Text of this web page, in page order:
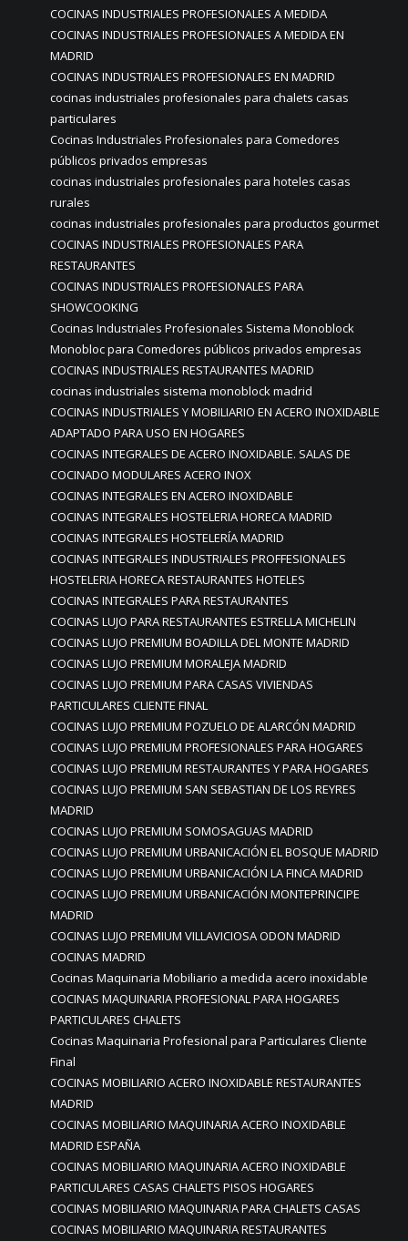
COCINAS INDUSTRIALES PROFESIONALES A MEDIDA
COCINAS INDUSTRIALES PROFESIONALES A MEDIDA EN
MADRID
COCINAS INDUSTRIALES PROFESIONALES EN MADRID
cocinas industriales profesionales para chalets casas
particulares
Cocinas Industriales Profesionales para Comedores
públicos privados empresas
cocinas industriales profesionales para hoteles casas
rurales
cocinas industriales profesionales para productos gourmet
COCINAS INDUSTRIALES PROFESIONALES PARA
RESTAURANTES
COCINAS INDUSTRIALES PROFESIONALES PARA
SHOWCOOKING
Cocinas Industriales Profesionales Sistema Monoblock
Monobloc para Comedores públicos privados empresas
COCINAS INDUSTRIALES RESTAURANTES MADRID
cocinas industriales sistema monoblock madrid
COCINAS INDUSTRIALES Y MOBILIARIO EN ACERO INOXIDABLE
ADAPTADO PARA USO EN HOGARES
COCINAS INTEGRALES DE ACERO INOXIDABLE. SALAS DE
COCINADO MODULARES ACERO INOX
COCINAS INTEGRALES EN ACERO INOXIDABLE
COCINAS INTEGRALES HOSTELERIA HORECA MADRID
COCINAS INTEGRALES HOSTELERÍA MADRID
COCINAS INTEGRALES INDUSTRIALES PROFFESIONALES
HOSTELERIA HORECA RESTAURANTES HOTELES
COCINAS INTEGRALES PARA RESTAURANTES
COCINAS LUJO PARA RESTAURANTES ESTRELLA MICHELIN
COCINAS LUJO PREMIUM BOADILLA DEL MONTE MADRID
COCINAS LUJO PREMIUM MORALEJA MADRID
COCINAS LUJO PREMIUM PARA CASAS VIVIENDAS
PARTICULARES CLIENTE FINAL
COCINAS LUJO PREMIUM POZUELO DE ALARCÓN MADRID
COCINAS LUJO PREMIUM PROFESIONALES PARA HOGARES
COCINAS LUJO PREMIUM RESTAURANTES Y PARA HOGARES
COCINAS LUJO PREMIUM SAN SEBASTIAN DE LOS REYRES
MADRID
COCINAS LUJO PREMIUM SOMOSAGUAS MADRID
COCINAS LUJO PREMIUM URBANICACIÓN EL BOSQUE MADRID
COCINAS LUJO PREMIUM URBANICACIÓN LA FINCA MADRID
COCINAS LUJO PREMIUM URBANICACIÓN MONTEPRINCIPE
MADRID
COCINAS LUJO PREMIUM VILLAVICIOSA ODON MADRID
COCINAS MADRID
Cocinas Maquinaria Mobiliario a medida acero inoxidable
COCINAS MAQUINARIA PROFESIONAL PARA HOGARES
PARTICULARES CHALETS
Cocinas Maquinaria Profesional para Particulares Cliente
Final
COCINAS MOBILIARIO ACERO INOXIDABLE RESTAURANTES
MADRID
COCINAS MOBILIARIO MAQUINARIA ACERO INOXIDABLE
MADRID ESPAÑA
COCINAS MOBILIARIO MAQUINARIA ACERO INOXIDABLE
PARTICULARES CASAS CHALETS PISOS HOGARES
COCINAS MOBILIARIO MAQUINARIA PARA CHALETS CASAS
COCINAS MOBILIARIO MAQUINARIA RESTAURANTES